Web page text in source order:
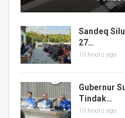
Sandeq
27…
10 hours ago
Gubernur
Tindak…
10 hours ago